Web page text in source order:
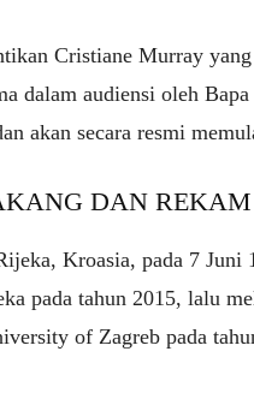
Cristiane Murray
dalam audiensi oleh
akan secara resmi
DAN
Kroasia, pada 7 Juni
pada tahun 2015, lalu
of Zagreb pada